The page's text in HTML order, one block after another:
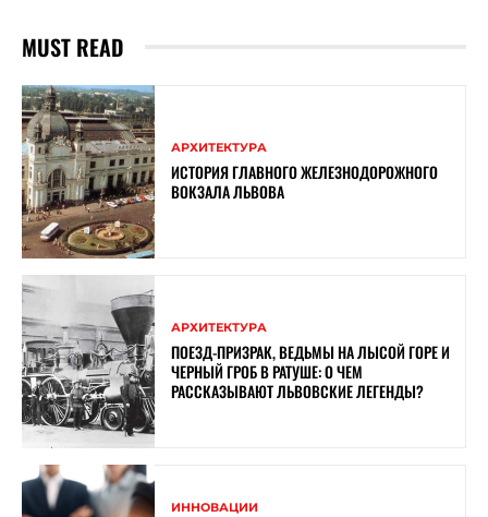
MUST READ
АРХИТЕКТУРА
ИСТОРИЯ ГЛАВНОГО ЖЕЛЕЗНОДОРОЖНОГО
ВОКЗАЛА ЛЬВОВА
АРХИТЕКТУРА
ПОЕЗД-ПРИЗРАК, ВЕДЬМЫ НА ЛЫСОЙ ГОРЕ И
ЧЕРНЫЙ ГРОБ В РАТУШЕ: О ЧЕМ
РАССКАЗЫВАЮТ ЛЬВОВСКИЕ ЛЕГЕНДЫ?
ИННОВАЦИИ